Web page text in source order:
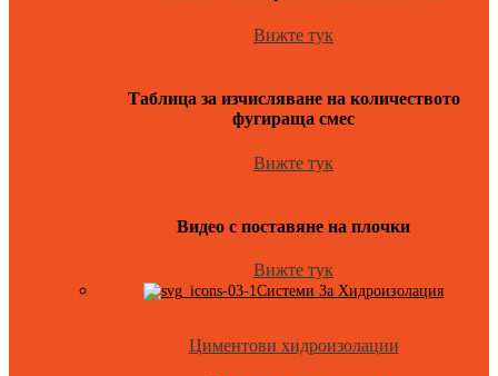
Вижте тук
Таблица за изчисляване на количеството
фугираща смес
Вижте тук
Видео с поставяне на плочки
Вижте тук
Системи За Хидроизолация
Циментови хидроизолации